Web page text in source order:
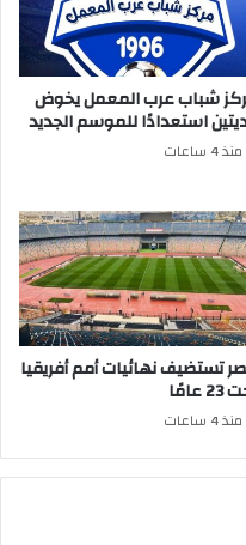
شباب عرب المعمل يخوض
استعدادًا للموسم الجديد
منذ 4 ساعات
تستضيف نهائيات أمم أفريقيا
عامًا
منذ 4 ساعات